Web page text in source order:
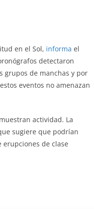
en el Sol, informa el
detectaron
grupos de manchas y por
eventos no amenazan
actividad. La
sugiere que podrían
erupciones de clase